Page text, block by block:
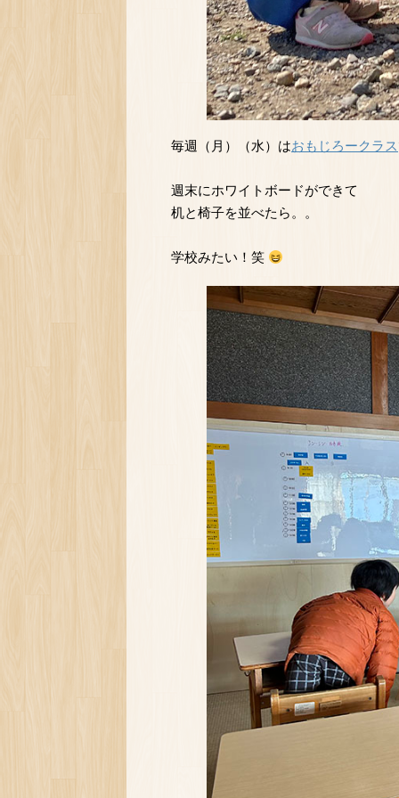
毎週（月）（水）はおもじろークラス
週末にホワイトボードができて
机と椅子を並べたら。。
学校みたい！笑